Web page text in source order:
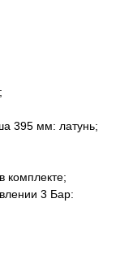
395 мм: латунь;
комплекте;
3 Бар: